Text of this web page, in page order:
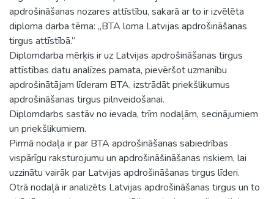
apdrošināšanas nozares attīstību, sakarā ar to ir izvēlēta
diploma darba tēma: „BTA loma Latvijas apdrošināšanas
tirgus attīstībā.”
Diplomdarba mērķis ir uz Latvijas apdrošināšanas tirgus
attīstības datu analīzes pamata, pievēršot uzmanību
apdrošinātājam līderam BTA, izstrādāt priekšlikumus
apdrošināšanas tirgus pilnveidošanai.
Diplomdarbs sastāv no ievada, trīm nodaļām, secinājumiem
un priekšlikumiem.
Pirmā nodaļa ir par BTA apdrošināšanas sabiedrības
vispārīgu raksturojumu un apdrošināšināšanas riskiem, lai
uzzinātu vairāk par Latvijas apdrošināšanas tirgus līderi.
Otrā nodaļā ir analizēts Latvijas apdrošināšanas tirgus un to